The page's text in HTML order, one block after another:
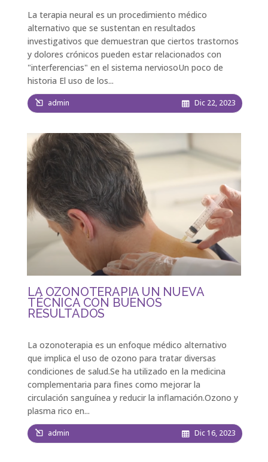
admin Dic 22, 2023
La terapia neural es un procedimiento médico
alternativo que se sustentan en resultados
investigativos que demuestran que ciertos trastornos
y dolores crónicos pueden estar relacionados con
"interferencias" en el sistema nerviosoUn poco de
historia El uso de los...
LA OZONOTERAPIA UN NUEVA
TÉCNICA CON BUENOS
RESULTADOS
admin Dic 16, 2023
La ozonoterapia es un enfoque médico alternativo
que implica el uso de ozono para tratar diversas
condiciones de salud.Se ha utilizado en la medicina
complementaria para fines como mejorar la
circulación sanguínea y reducir la inflamación.Ozono y
plasma rico en...